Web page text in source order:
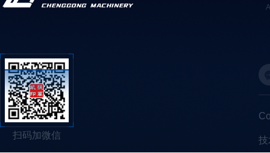
扫码加微信 技